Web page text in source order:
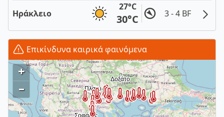
Ηράκλειο
27°C
30°C 3 - 4 BF
Επικίνδυνα καιρικά φαινόμενα
+
–